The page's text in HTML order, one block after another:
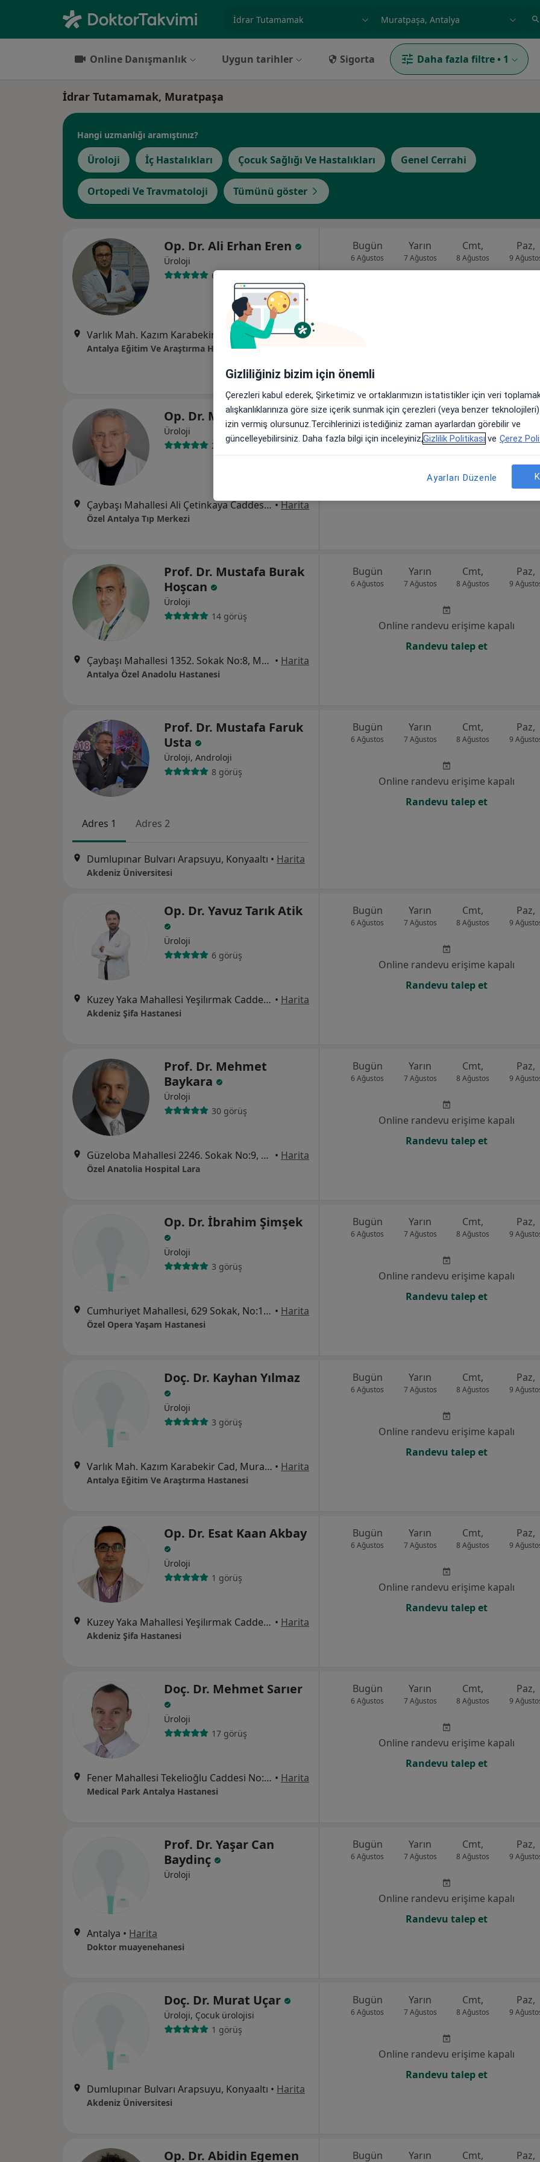
Uzmanlık, ilgi alanı ve hastalık, isim
Online Danışmanlık Uygun tarihler Sigorta Daha fazla filtre • 1
İdrar Tutamamak, Muratpaşa
Hangi uzmanlığı aramıştınız?
Üroloji İç Hastalıkları Çocuk Sağlığı Ve Hastalıkları Genel Cerrahi
Ortopedi Ve Travmatoloji Tümünü göster
Op. Dr. Ali Erhan Eren
Üroloji
60 görüş
Varlık Mah. Kazım Karabekir Cad, Muratpaşa•Harita
Antalya Eğitim Ve Araştırma Hastanesi
Bugün
6 Ağustos
Yarın
7 Ağustos
Cmt,
8 Ağustos
Paz,
9
Op. Dr. Mehmet Tezer
Üroloji
27 görüş
Çaybaşı Mahallesi Ali Çetinkaya Caddesi No:156, Muratpaşa •Harita
Özel Antalya Tıp Merkezi
Bugün
6 Ağustos
Yarın
7 Ağustos
Cmt,
8 Ağustos
Paz,
9 Ağustos
Online randevu erişime kapalı
Prof. Dr. Mustafa Burak
Hoşcan
Üroloji
14 görüş
Çaybaşı Mahallesi 1352. Sokak No:8, Muratpaşa • Harita
Antalya Özel Anadolu Hastanesi
Bugün
6 Ağustos
Yarın
7 Ağustos
Cmt,
8 Ağustos
Paz,
9
Online randevu erişime kapalı
Randevu talep et
Prof. Dr. Mustafa Faruk
Usta
Üroloji, Androloji
8 görüş
Adres 1 Adres 2
Dumlupınar Bulvarı Arapsuyu, Konyaaltı • Harita
Akdeniz Üniversitesi
Bugün
6 Ağustos
Yarın
7 Ağustos
Cmt,
8 Ağustos
Paz,
9
Online randevu erişime kapalı
Randevu talep et
Op. Dr. Yavuz Tarık Atik
Üroloji
6 görüş
Kuzey Yaka Mahallesi Yeşilırmak Caddesi No: 367 Varsak Köprüsü, Kepez • Harita
Akdeniz Şifa Hastanesi
Bugün
6 Ağustos
Yarın
7 Ağustos
Cmt,
8 Ağustos
Paz,
9
Online randevu erişime kapalı
Randevu talep et
Prof. Dr. Mehmet
Baykara
Üroloji
30 görüş
Güzeloba Mahallesi 2246. Sokak No:9, Muratpaşa • Harita
Özel Anatolia Hospital Lara
Bugün
6 Ağustos
Yarın
7 Ağustos
Cmt,
8 Ağustos
Paz,
9
Online randevu erişime kapalı
Randevu talep et
Op. Dr. İbrahim Şimşek
Üroloji
3 görüş
Cumhuriyet Mahallesi, 629 Sokak, No:16 Muratpaşa / ANTALYA, Antalya • Harita
Özel Opera Yaşam Hastanesi
Bugün
6 Ağustos
Yarın
7 Ağustos
Cmt,
8 Ağustos
Paz,
9
Online randevu erişime kapalı
Randevu talep et
Doç. Dr. Kayhan Yılmaz
Üroloji
3 görüş
Varlık Mah. Kazım Karabekir Cad, Muratpaşa • Harita
Antalya Eğitim Ve Araştırma Hastanesi
Bugün
6 Ağustos
Yarın
7 Ağustos
Cmt,
8 Ağustos
Paz,
9
Online randevu erişime kapalı
Randevu talep et
Op. Dr. Esat Kaan Akbay
Üroloji
1 görüş
Kuzey Yaka Mahallesi Yeşilırmak Caddesi No: 367 Varsak Köprüsü, Kepez • Harita
Akdeniz Şifa Hastanesi
Bugün
6 Ağustos
Yarın
7 Ağustos
Cmt,
8 Ağustos
Paz,
9
Online randevu erişime kapalı
Randevu talep et
Doç. Dr. Mehmet Sarıer
Üroloji
17 görüş
Fener Mahallesi Tekelioğlu Caddesi No:7, Antalya • Harita
Medical Park Antalya Hastanesi
Bugün
6 Ağustos
Yarın
7 Ağustos
Cmt,
8 Ağustos
Paz,
9
Online randevu erişime kapalı
Randevu talep et
Prof. Dr. Yaşar Can
Baydinç
Üroloji
Antalya • Harita
Doktor muayenehanesi
Bugün
6 Ağustos
Yarın
7 Ağustos
Cmt,
8 Ağustos
Paz,
9
Online randevu erişime kapalı
Randevu talep et
Doç. Dr. Murat Uçar
Üroloji, Çocuk ürolojisi
1 görüş
Dumlupınar Bulvarı Arapsuyu, Konyaaltı • Harita
Akdeniz Üniversitesi
Bugün
6 Ağustos
Yarın
7 Ağustos
Cmt,
8 Ağustos
Paz,
9
Online randevu erişime kapalı
Randevu talep et
Op. Dr. Abidin Egemen Bugün Yarın Cmt, Paz,
Gizliliğiniz bizim için önemli
Çerezleri kabul ederek, Şirketimiz ve ortaklarımızın istatistikler için veri
alışkanlıklarınıza göre size içerik sunmak için çerezleri (veya benzer
izin vermiş olursunuz.Tercihlerinizi istediğiniz zaman ayarlardan görebilir ve
güncelleyebilirsiniz. Daha fazla bilgi için inceleyiniz,Gizlilik Politikası ve Çerez
Ayarları Düzenle